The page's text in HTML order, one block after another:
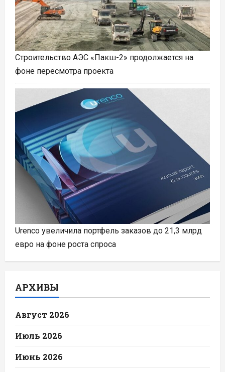
Строительство АЭС «Пакш-2» продолжается на
фоне пересмотра проекта
Urenco увеличила портфель заказов до 21,3 млрд
евро на фоне роста спроса
АРХИВЫ
Август 2026
Июль 2026
Июнь 2026